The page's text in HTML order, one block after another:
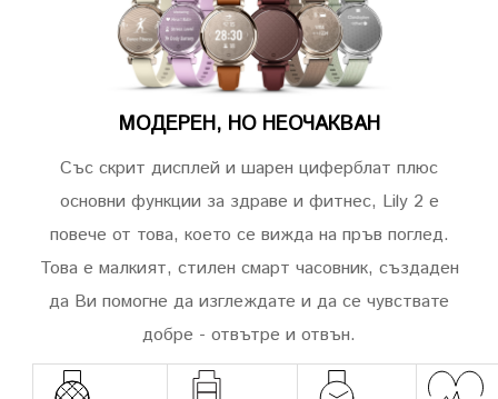
МОДЕРЕН, НО НЕОЧАКВАН
Със скрит дисплей и шарен циферблат плюс
основни функции за здраве и фитнес, Lily 2 е
повече от това, което се вижда на пръв поглед.
Това е малкият, стилен смарт часовник, създаден
да Ви помогне да изглеждате и да се чувствате
добре - отвътре и отвън.